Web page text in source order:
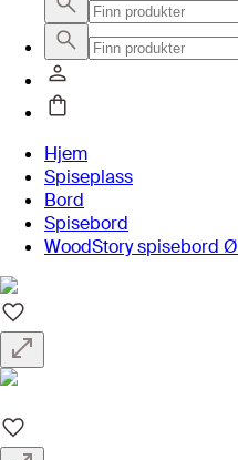
Hjem
Spiseplass
Bord
Spisebord
WoodStory spisebord